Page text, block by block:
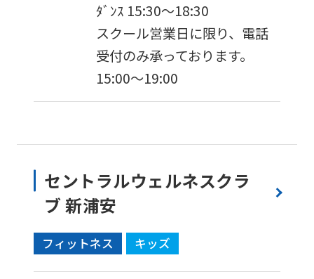
ﾀﾞﾝｽ 15:30～18:30
スクール営業日に限り、電話
受付のみ承っております。
15:00〜19:00
セントラルウェルネスクラ
ブ 新浦安
フィットネス キッズ